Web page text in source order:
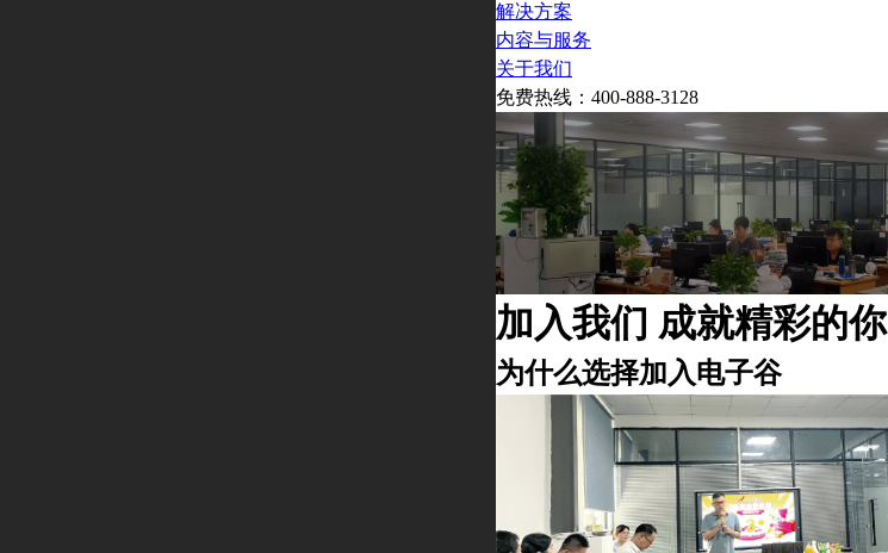
解决方案
内容与服务
关于我们
免费热线： 400-888-3128
加入我们 成就精彩的你
为什么选择加入电子谷